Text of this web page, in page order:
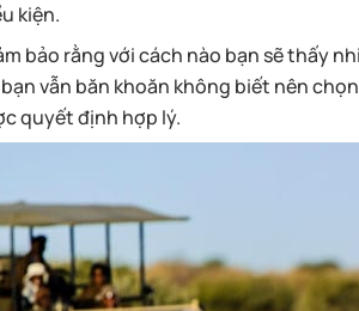
kiện.
bảo rằng với cách nào bạn sẽ thấy
vẫn băn khoăn không biết nên
quyết định hợp lý.